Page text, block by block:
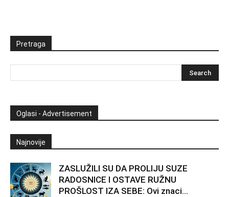
Pretraga
Oglasi - Advertisement
Najnovije
ZASLUŽILI SU DA PROLIJU SUZE
RADOSNICE I OSTAVE RUŽNU
PROŠLOST IZA SEBE: Ovi znaci...